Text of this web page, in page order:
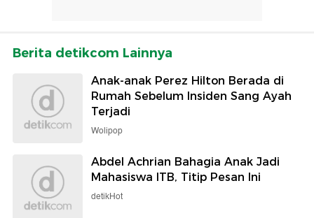
Berita detikcom Lainnya
Anak-anak Perez Hilton Berada di
Rumah Sebelum Insiden Sang Ayah
Terjadi
Wolipop
Abdel Achrian Bahagia Anak Jadi
Mahasiswa ITB, Titip Pesan Ini
detikHot